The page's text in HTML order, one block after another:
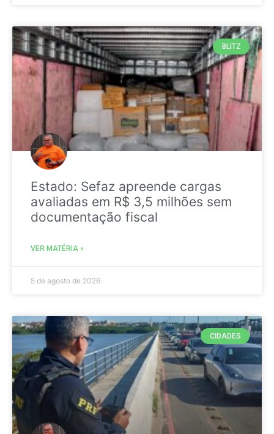
BLITZ
Estado: Sefaz apreende cargas
avaliadas em R$ 3,5 milhões sem
documentação fiscal
VER MATÉRIA »
5 de agosto de 2026
CIDADES